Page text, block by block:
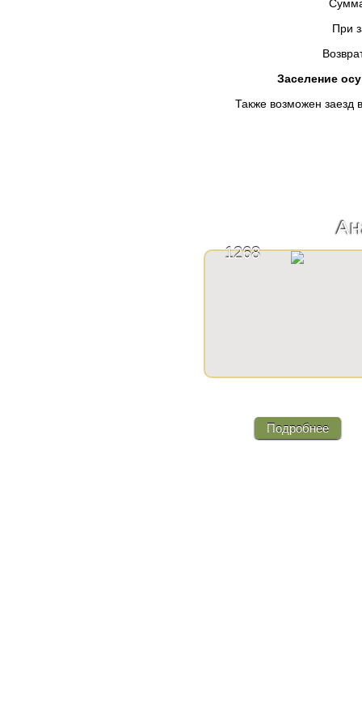
Сумма предоплаты
При заселении Вы
Возврат брони не
Заселение
Также возможен заезд в
1268
Подробнее